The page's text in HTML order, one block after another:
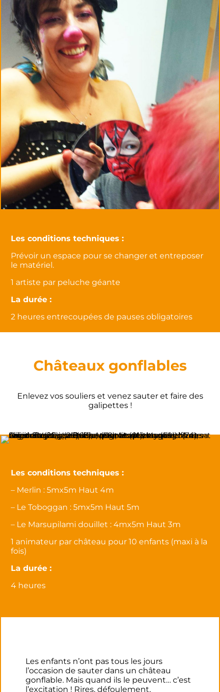
Les conditions techniques :
Prévoir un espace pour se changer et entreposer
le matériel.
1 artiste par peluche géante
La durée :
2 heures entrecoupées de pauses obligatoires
Châteaux gonflables
Enlevez vos souliers et venez sauter et faire des
galipettes !
Les conditions techniques :
– Merlin : 5mx5m Haut 4m
– Le Toboggan : 5mx5m Haut 5m
– Le Marsupilami douillet : 4mx5m Haut 3m
1 animateur par château pour 10 enfants (maxi à la
fois)
La durée :
4 heures
Les enfants n’ont pas tous les jours
l’occasion de sauter dans un château
gonflable. Mais quand ils le peuvent… c’est
l’excitation ! Rires, défoulement,